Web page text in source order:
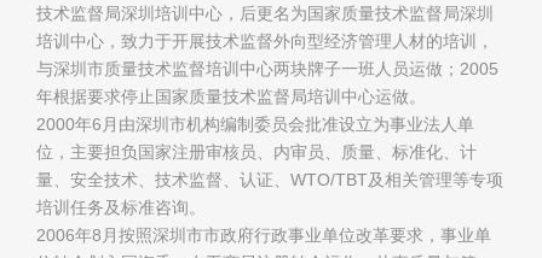
技术监督局深圳培训中心，后更名为国家质量技术监督局深圳
培训中心，致力于开展技术监督外向型经济管理人材的培训，
与深圳市质量技术监督培训中心两块牌子一班人员运做；2005
年根据要求停止国家质量技术监督局培训中心运做。
2000年6月由深圳市机构编制委员会批准设立为事业法人单
位，主要担负国家注册审核员、内审员、质量、标准化、计
量、安全技术、技术监督、认证、WTO/TBT及相关管理等专项
培训任务及标准咨询。
2006年8月按照深圳市市政府行政事业单位改革要求，事业单